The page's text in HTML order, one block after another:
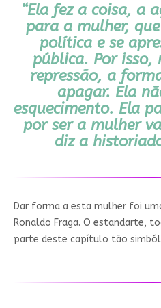
“Ela fez a coisa, a
para a mulher,
política e se
pública. Por isso,
repressão, a
apagar. Ela
esquecimento. Ela
por ser a mulher
diz a
Dar forma a esta mulher foi
Ronaldo Fraga. O estandarte,
parte deste capítulo tão